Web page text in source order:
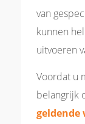
van
kunnen
uitvoeren
Voordat u
belangrijk
geldende